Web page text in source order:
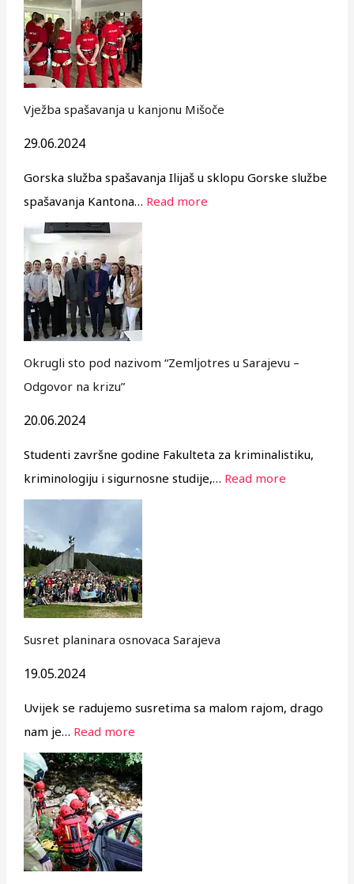
Vježba spašavanja u kanjonu Mišoče
29.06.2024
Gorska služba spašavanja Ilijaš u sklopu Gorske službe
spašavanja Kantona… Read more
Okrugli sto pod nazivom “Zemljotres u Sarajevu –
Odgovor na krizu”
20.06.2024
Studenti završne godine Fakulteta za kriminalistiku,
kriminologiju i sigurnosne studije,… Read more
Susret planinara osnovaca Sarajeva
19.05.2024
Uvijek se radujemo susretima sa malom rajom, drago
nam je… Read more